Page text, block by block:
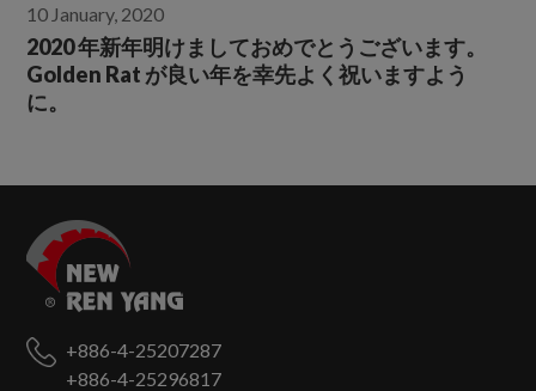
10 January, 2020
2020 年新年明けましておめでとうございます。
Golden Rat が良い年を幸先よく祝いますよう
に。
+886-4-25207287
+886-4-25296817